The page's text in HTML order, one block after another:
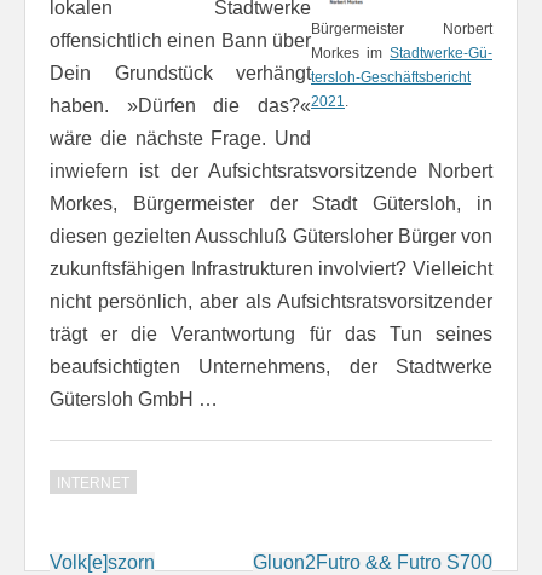
Bürgermeister Norbert
Morkes im Stadt­wer­ke-Gü­
ters­loh-Ge­schäfts­be­richt
2021
lokalen Stadtwerke
offensichtlich einen Bann über
Dein Grundstück verhängt
haben. »Dürfen die das?«
wäre die nächste Frage. Und
inwiefern ist der Aufsichtsratsvorsitzende Norbert
Morkes, Bürgermeister der Stadt Gütersloh, in
diesen gezielten Ausschluß Gütersloher Bürger von
zukunftsfähigen Infrastrukturen involviert? Vielleicht
nicht persönlich, aber als Aufsichtsratsvorsitzender
trägt er die Verantwortung für das Tun seines
beaufsichtigten Unternehmens, der Stadtwerke
Gütersloh GmbH …
INTERNET
Beitragsnavigation
Volk[e]szorn Gluon2Futro && Futro S700